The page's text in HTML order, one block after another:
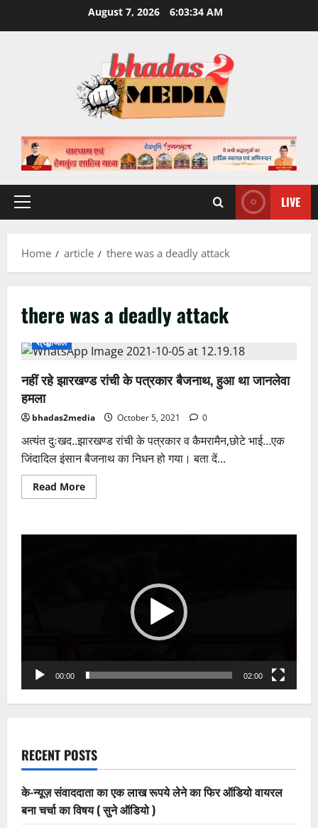
August 7, 2026 6:03:34 AM
Primary
LIVE
Home article there was a deadly attack
there was a deadly attack
श्रद्धांजलि
नहीं रहे झारखण्ड रांची के पत्रकार बैजनाथ, हुआ था जानलेवा
हमला
bhadas2media October 5, 2021 0
अत्यंत दुःखद..झारखण्ड रांची के पत्रकार व कैमरामैन,छोटे भाई…एक
जिंदादिल इंसान बैजनाथ का निधन हो गया। बता दें...
Read MoreRead
more
झारखण्ड
00:00 02:00
RECENT POSTS
के-न्यूज़ संवाददाता का एक लाख रूपये लेने का फिर ऑडियो वायरल
बना चर्चा का विषय ( सुने ऑडियो )